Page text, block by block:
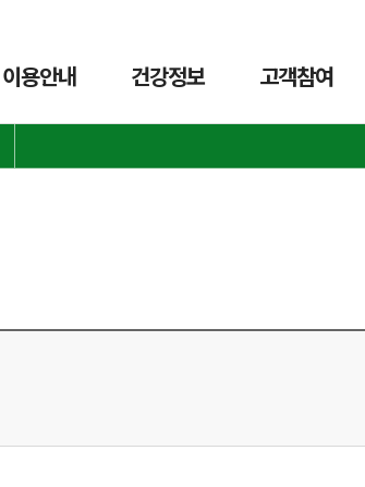
이용안내 건강정보 고객참여